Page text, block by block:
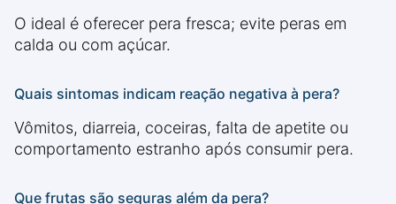
O ideal é oferecer pera fresca; evite peras em
calda ou com açúcar.
Quais sintomas indicam reação negativa à pera?
Vômitos, diarreia, coceiras, falta de apetite ou
comportamento estranho após consumir pera.
Que frutas são seguras além da pera?